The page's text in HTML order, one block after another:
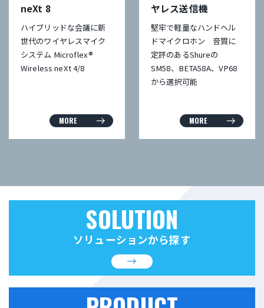
neXt 8
ハイブリッドな会議に新
世代のワイヤレスマイク
システム Microflex®
Wireless neXt 4/8
MORE
ヤレス送信機
堅牢で軽量なハンドヘル
ドマイクロホン 音質に
定評のあるShureの
SM58、BETA58A、VP68
から選択可能
MORE
SOLUTION
ソリューションから探す